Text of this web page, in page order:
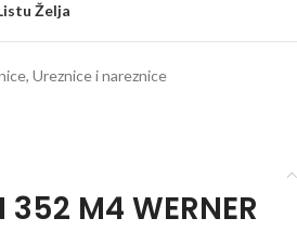
Želja
, Ureznice i nareznice
M4 WERNER